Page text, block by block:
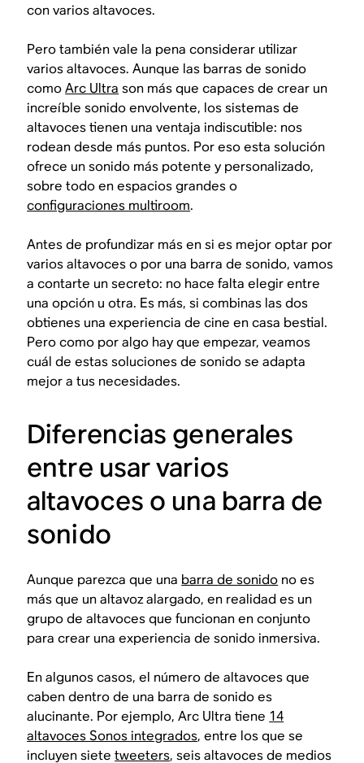
con varios altavoces.
Pero también vale la pena considerar utilizar
varios altavoces. Aunque las barras de sonido
comoArc Ultra son más que capaces de crear un
increíble sonido envolvente, los sistemas de
altavoces tienen una ventaja indiscutible: nos
rodean desde más puntos. Por eso esta solución
ofrece un sonido más potente y personalizado,
sobre todo en espacios grandes o
configuraciones multiroom.
Antes de profundizar más en si es mejor optar por
varios altavoces o por una barra de sonido, vamos
a contarte un secreto: no hace falta elegir entre
una opción u otra. Es más, si combinas las dos
obtienes una experiencia de cine en casa bestial.
Pero como por algo hay que empezar, veamos
cuál de estas soluciones de sonido se adapta
mejor a tus necesidades.
Diferencias generales
entre usar varios
altavoces o una barra de
sonido
Aunque parezca que una barra de sonido no es
más que un altavoz alargado, en realidad es un
grupo de altavoces que funcionan en conjunto
para crear una experiencia de sonido inmersiva.
En algunos casos, el número de altavoces que
caben dentro de una barra de sonido es
alucinante. Por ejemplo, Arc Ultra tiene 14
altavoces Sonos integrados, entre los que se
incluyen sietetweeters, seis altavoces de medios